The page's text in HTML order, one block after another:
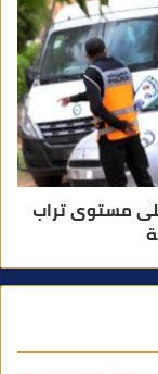
موسعة للدائرتين 8 و 11 على مستوى تراب